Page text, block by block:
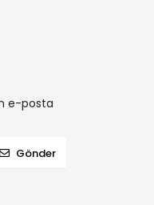
e-posta
Gönder